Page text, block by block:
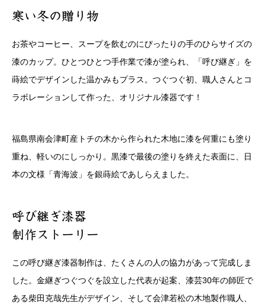
寒い冬の贈り物
お茶やコーヒー、スープを飲むのにぴったりの手のひらサイズの
漆のカップ。ひとつひとつ手作業で漆が塗られ、「呼び継ぎ」を
蒔絵でデザインした温かみもプラス。つぐつぐ初、職人さんとコ
ラボレーションして作った、オリジナル漆器です！
福島県南会津町産トチの木から作られた木地に漆を何重にも塗り
重ね、軽いのにしっかり。黒漆で最後の塗りを終えた表面に、日
本の文様「青海波」を銀蒔絵であしらえました。
呼び継ぎ漆器
制作ストーリー
この呼び継ぎ漆器制作は、たくさんの人の協力があって完成しま
した。金継ぎつぐつぐを設立した代表が起案、漆芸30年の師匠で
ある柴田克哉先生がデザイン、そして会津若松の木地製作職人、